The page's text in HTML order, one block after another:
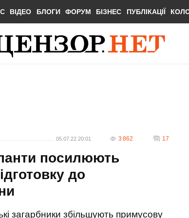
ВІДЕО БЛОГИ ФОРУМ БІЗНЕС ПУБЛІКАЦІЇ
05.07.22 20:01 3 862 17
посилюють
до
загарбники збільшують примусову